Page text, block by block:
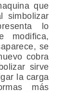
que
simbolizar
lo
modifica,
se
cobra
sirve
la carga
más